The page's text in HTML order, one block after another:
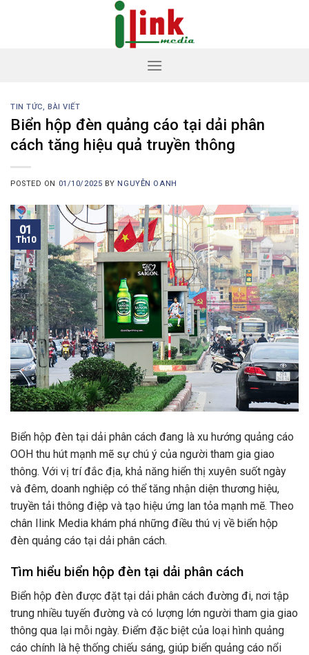
TIN TỨC, BÀI VIẾT
Biển hộp đèn quảng cáo tại dải phân
cách tăng hiệu quả truyền thông
POSTED ON 01/10/2025 BY NGUYỄN OANH
01
Th10
Biển hộp đèn tại dải phân cách đang là xu hướng quảng cáo
OOH thu hút mạnh mẽ sự chú ý của người tham gia giao
thông. Với vị trí đắc địa, khả năng hiển thị xuyên suốt ngày
và đêm, doanh nghiệp có thể tăng nhận diện thương hiệu,
truyền tải thông điệp và tạo hiệu ứng lan tỏa mạnh mẽ. Theo
chân Ilink Media khám phá những điều thú vị về biển hộp
đèn quảng cáo tại dải phân cách.
Tìm hiểu biển hộp đèn tại dải phân cách
Biển hộp đèn được đặt tại dải phân cách đường đi, nơi tập
trung nhiều tuyến đường và có lượng lớn người tham gia giao
thông qua lại mỗi ngày. Điểm đặc biệt của loại hình quảng
cáo chính là hệ thống chiếu sáng, giúp biển quảng cáo nổi